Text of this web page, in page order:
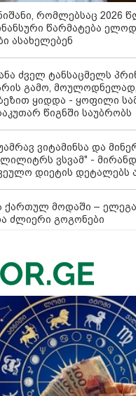
რომლებსაც 2026
წარმატება
ასახელებენ
ძველ ტანსაცმელს
გამო,
ყიდდა - ყოფილი
წიგნში საუბრობს
ვიტამინსა და
ვსვამ" -
დიეტის დეტალებს
ქართულ მოდაში –
ძლიერი გოგონები